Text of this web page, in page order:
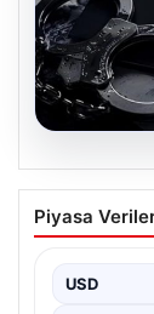
Ahbap
atandı.
Piyasa
USD